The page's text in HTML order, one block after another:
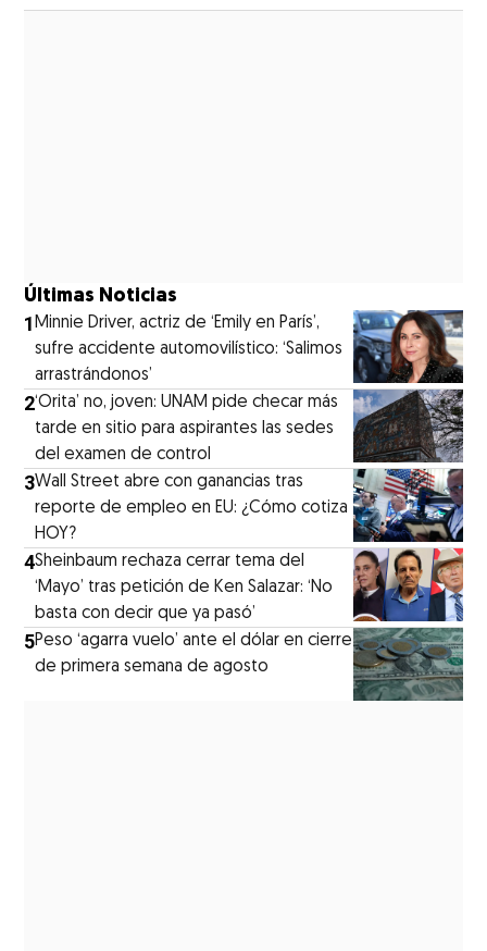
Últimas Noticias
1Minnie Driver, actriz de ‘Emily en París’,
sufre accidente automovilístico: ‘Salimos
arrastrándonos’
2‘Orita’ no, joven: UNAM pide checar más
tarde en sitio para aspirantes las sedes
del examen de control
3Wall Street abre con ganancias tras
reporte de empleo en EU: ¿Cómo cotiza
HOY?
4Sheinbaum rechaza cerrar tema del
‘Mayo’ tras petición de Ken Salazar: ‘No
basta con decir que ya pasó’
5Peso ‘agarra vuelo’ ante el dólar en cierre
de primera semana de agosto